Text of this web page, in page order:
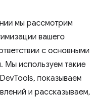
мы рассмотрим
вашего
с основными
Мы используем такие
показываем
и рассказываем,